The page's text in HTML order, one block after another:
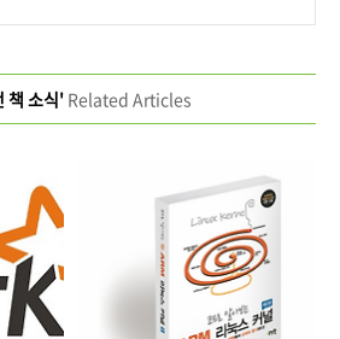
책 소식'Related Articles